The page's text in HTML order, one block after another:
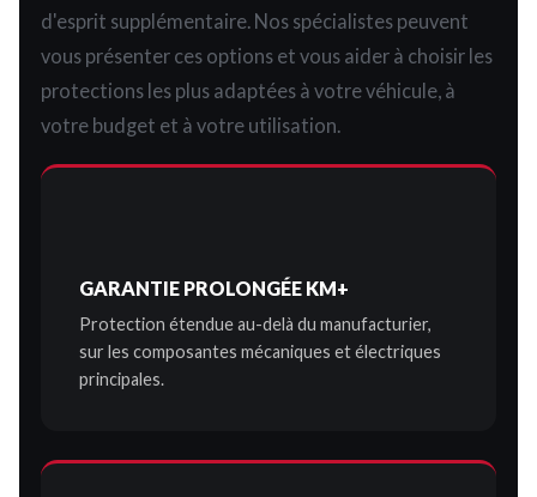
d'esprit supplémentaire. Nos spécialistes peuvent
vous présenter ces options et vous aider à choisir les
protections les plus adaptées à votre véhicule, à
votre budget et à votre utilisation.
GARANTIE PROLONGÉE KM+
Protection étendue au-delà du manufacturier,
sur les composantes mécaniques et électriques
principales.